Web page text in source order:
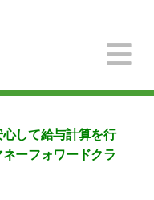
して給与計算を行
ーフォワードクラ